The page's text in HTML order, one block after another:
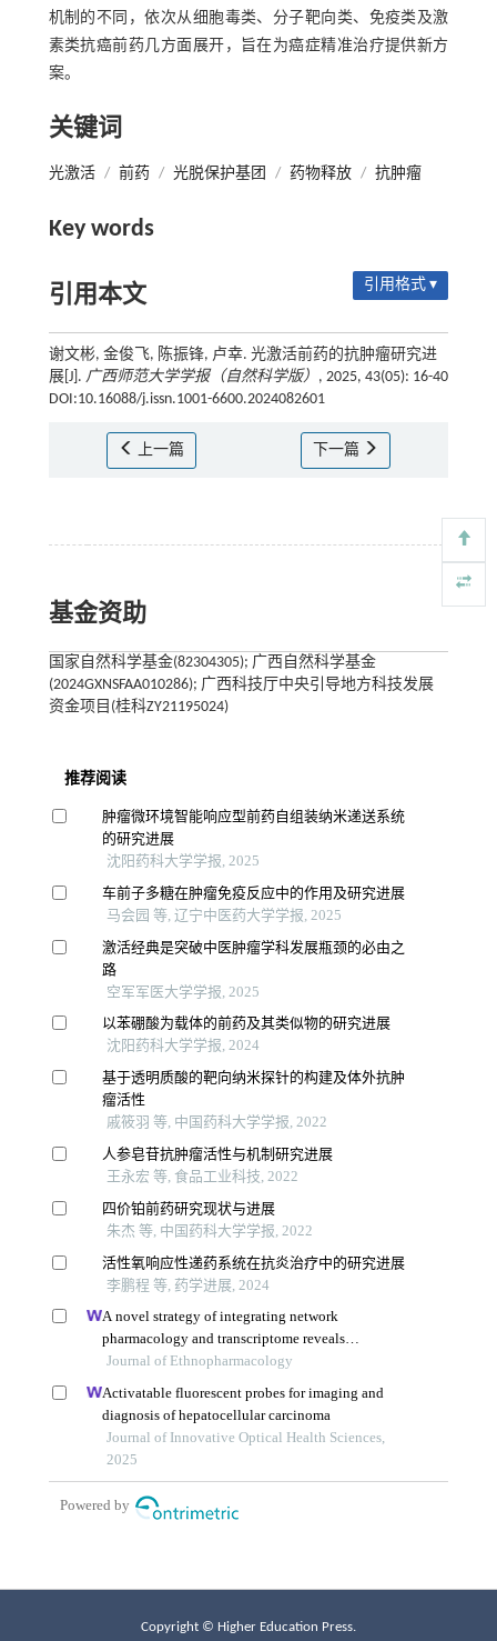
机制的不同，依次从细胞毒类、分子靶向类、免疫类及激
素类抗癌前药几方面展开，旨在为癌症精准治疗提供新方
案。
关键词
光激活 / 前药 / 光脱保护基团 / 药物释放 / 抗肿瘤
Key words
引用本文 引用格式 ▾
谢文彬, 金俊飞, 陈振锋, 卢幸. 光激活前药的抗肿瘤研究进
展[J]. 广西师范大学学报（自然科学版） , 2025, 43(05): 16-40
DOI:10.16088/j.issn.1001-6600.2024082601
上一篇 下一篇
基金资助
国家自然科学基金(82304305); 广西自然科学基金
(2024GXNSFAA010286); 广西科技厅中央引导地方科技发展
资金项目(桂科ZY21195024)
Copyright © Higher Education Press.